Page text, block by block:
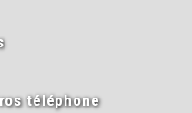
téléphone